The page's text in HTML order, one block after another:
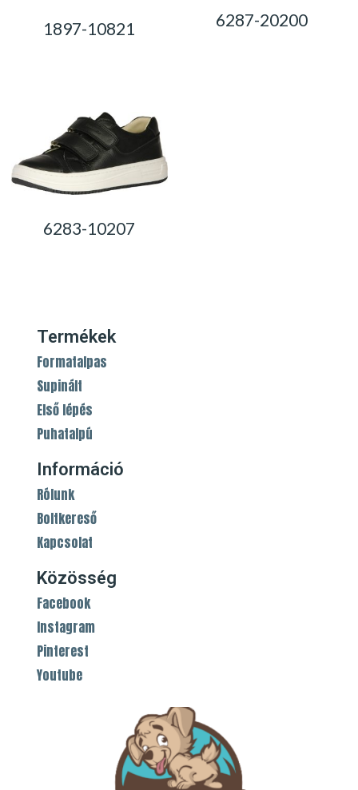
1897-10821 6287-20200
6283-10207
Termékek
Formatalpas
Supinált
Első lépés
Puhatalpú
Információ
Rólunk
Boltkereső
Kapcsolat
Közösség
Facebook
Instagram
Pinterest
Youtube